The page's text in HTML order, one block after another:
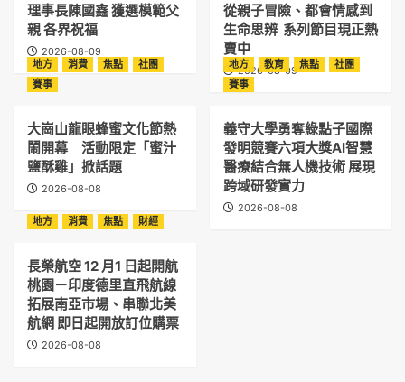
理事長陳國鑫 獲選模範父
親 各界祝福
2026-08-09
從親子冒險、都會情感到
生命思辨 系列節目現正熱
賣中
2026-08-09
地方 消費 焦點
社團
賽事
大崗山龍眼蜂蜜文化節熱
鬧開幕 活動限定「蜜汁
鹽酥雞」掀話題
2026-08-08
地方 教育 焦點
社團
賽事
義守大學勇奪綠點子國際
發明競賽六項大獎AI智慧
醫療結合無人機技術 展現
跨域研發實力
2026-08-08
地方
消費 焦點 財經
長榮航空 12 月1 日起開航
桃園－印度德里直飛航線
拓展南亞市場、串聯北美
航網 即日起開放訂位購票
2026-08-08